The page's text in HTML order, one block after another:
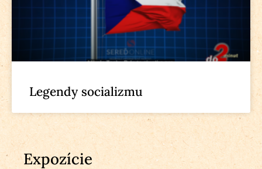
Legendy socializmu
Expozície